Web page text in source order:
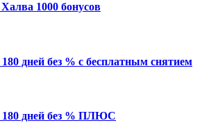
1000 бонусов
дней без % с бесплатным снятием
180 дней без % ПЛЮС